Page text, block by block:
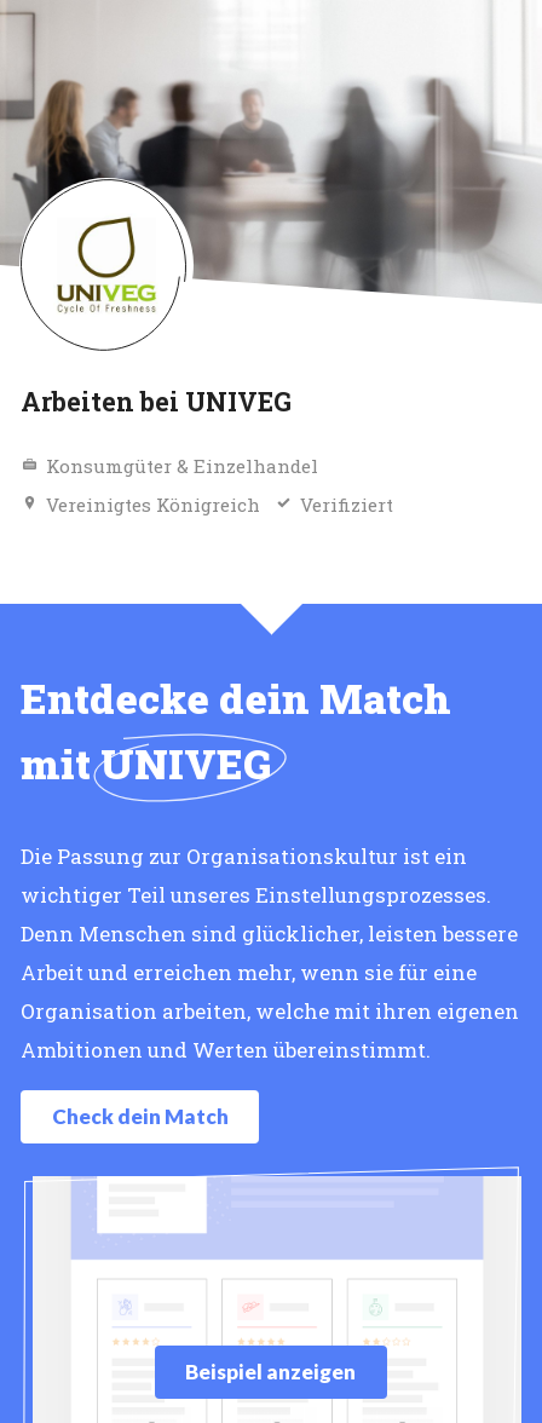
Arbeiten bei UNIVEG
Konsumgüter & Einzelhandel
Vereinigtes Königreich
Verifiziert
Entdecke dein Match
mitUNIVEG
Die Passung zur Organisationskultur ist ein
wichtiger Teil unseres Einstellungsprozesses.
Denn Menschen sind glücklicher, leisten bessere
Arbeit und erreichen mehr, wenn sie für eine
Organisation arbeiten, welche mit ihren eigenen
Ambitionen und Werten übereinstimmt.
Check dein Match
Beispiel anzeigen